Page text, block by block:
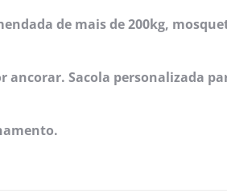
de mais de 200kg,
ancorar. Sacola personalizada